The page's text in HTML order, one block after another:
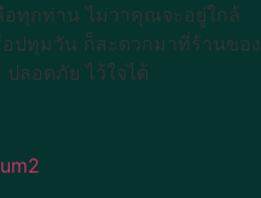
อทุกท่าน ไม่ว่าคุณจะอยู่ใกล้
ปทุมวัน ก็สะดวกมาที่ร้านของ
ปลอดภัย ไว้ใจได้